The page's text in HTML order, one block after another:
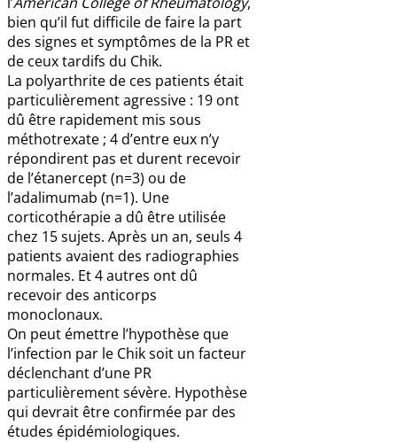
bien qu’il fut difficile de faire la part
des signes et symptômes de la PR et
de ceux tardifs du Chik.
La polyarthrite de ces patients était
particulièrement agressive : 19 ont
dû être rapidement mis sous
méthotrexate ; 4 d’entre eux n’y
répondirent pas et durent recevoir
de l’étanercept (n=3) ou de
l’adalimumab (n=1). Une
corticothérapie a dû être utilisée
chez 15 sujets. Après un an, seuls 4
patients avaient des radiographies
normales. Et 4 autres ont dû
recevoir des anticorps
monoclonaux.
On peut émettre l’hypothèse que
l’infection par le Chik soit un facteur
déclenchant d’une PR
particulièrement sévère. Hypothèse
qui devrait être confirmée par des
études épidémiologiques.